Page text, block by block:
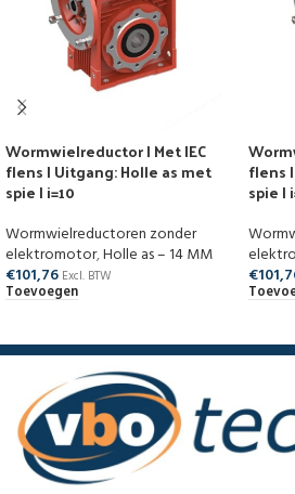
Wormwielreductor | Met IEC
flens | Uitgang: Holle as met
spie | i=10
Wormwielreductoren zonder
elektromotor,Holle as – 14 MM
€101,76 Excl. BTW
Toevoegen
flens
spie |
€